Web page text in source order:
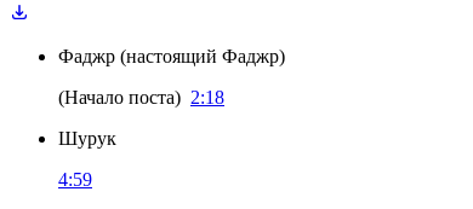
Фаджр (настоящий Фаджр)
(Начало поста) 2:18
Шурук
4:59